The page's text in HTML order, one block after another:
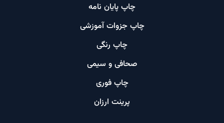
چاپ پایان نامه
چاپ جزوات آموزشی
چاپ رنگی
صحافی و سیمی
چاپ فوری
پرینت ارزان​